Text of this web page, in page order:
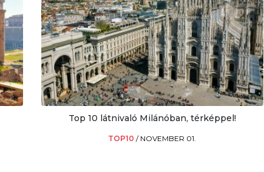
Top 10 látnivaló Milánóban, térképpel!
TOP10/ NOVEMBER 01.